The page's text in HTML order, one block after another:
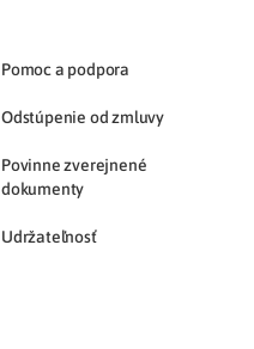
Pomoc a podpora
Odstúpenie od zmluvy
Povinne zverejnené
dokumenty
Udržateľnosť